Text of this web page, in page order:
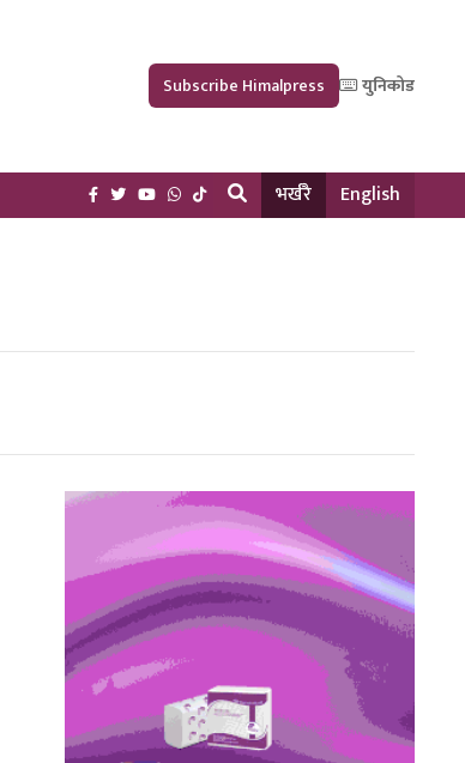
Subscribe Himalpress युनिकोड
भर्खरै English